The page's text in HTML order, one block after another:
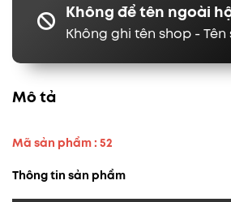
Không để tên ngoài
Không ghi tên shop -
Mô tả
Mã sản phẩm : 52
Thông tin sản phẩm